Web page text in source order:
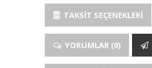
TAKSIT SEÇENEKLERI
YORUMLAR (0)